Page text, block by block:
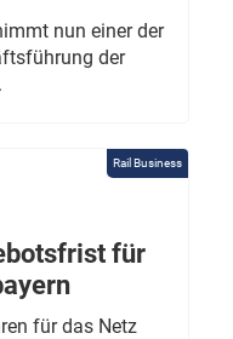
nun einer der
der
Rail Business
für
für das Netz